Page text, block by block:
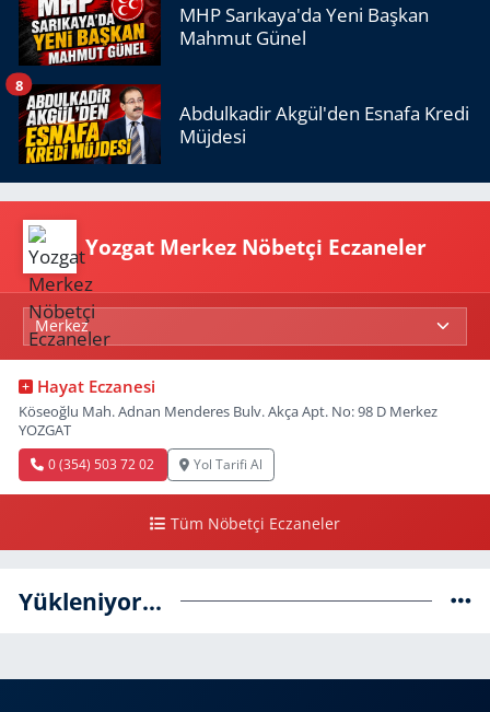
MHP Sarıkaya'da Yeni Başkan
Mahmut Günel
Abdulkadir Akgül'den Esnafa Kredi
Müjdesi
8
Yozgat Merkez Nöbetçi Eczaneler
Hayat Eczanesi
Köseoğlu Mah. Adnan Menderes Bulv. Akça Apt. No: 98 D Merkez
YOZGAT
0 (354) 503 72 02 Yol Tarifi Al
Tüm Nöbetçi Eczaneler
Yükleniyor...